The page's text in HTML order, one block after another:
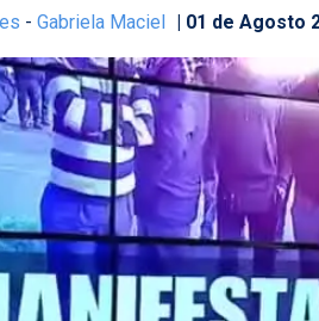
- Gabriela Maciel 01 de Agosto